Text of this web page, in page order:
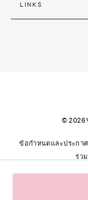
LINKS
©2026
ข้อกำหนดและประกา
ร่ว